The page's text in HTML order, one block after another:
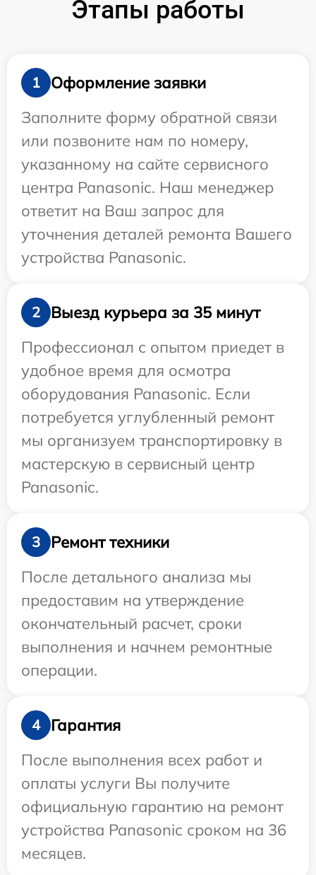
Этапы работы
1
Оформление заявки
Заполните форму обратной связи
или позвоните нам по номеру,
указанному на сайте сервисного
центра Panasonic. Наш менеджер
ответит на Ваш запрос для
уточнения деталей ремонта Вашего
устройства Panasonic.
2
Выезд курьера за 35 минут
Профессионал с опытом приедет в
удобное время для осмотра
оборудования Panasonic. Если
потребуется углубленный ремонт
мы организуем транспортировку в
мастерскую в сервисный центр
Panasonic.
3
Ремонт техники
После детального анализа мы
предоставим на утверждение
окончательный расчет, сроки
выполнения и начнем ремонтные
операции.
4
Гарантия
После выполнения всех работ и
оплаты услуги Вы получите
официальную гарантию на ремонт
устройства Panasonic сроком на 36
месяцев.